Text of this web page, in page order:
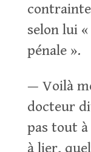
selon lui
pénale ».
— Voilà
docteur
pas tout
à lier,